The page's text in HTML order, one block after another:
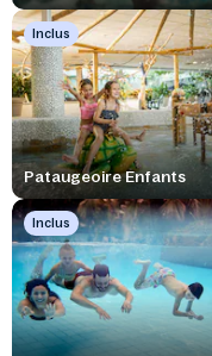
Inclus
Pataugeoire Enfants
Inclus